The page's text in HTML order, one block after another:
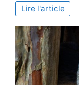
Lire l'article